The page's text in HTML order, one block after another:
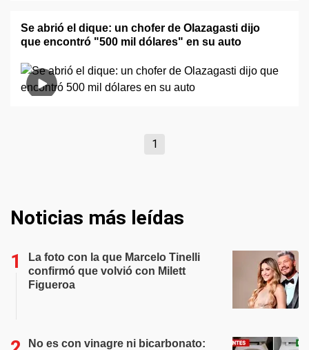
Se abrió el dique: un chofer de Olazagasti dijo
que encontró "500 mil dólares" en su auto
1
Noticias más leídas
La foto con la que Marcelo Tinelli
confirmó que volvió con Milett
Figueroa
No es con vinagre ni bicarbonato: